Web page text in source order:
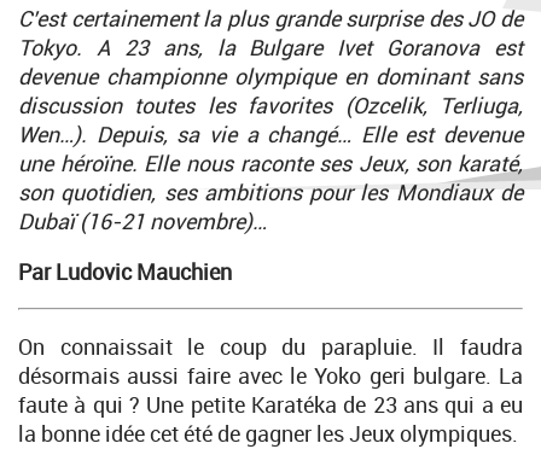
C’est certainement la plus grande surprise des JO de
Tokyo. A 23 ans, la Bulgare Ivet Goranova est
devenue championne olympique en dominant sans
discussion toutes les favorites (Ozcelik, Terliuga,
Wen…). Depuis, sa vie a changé… Elle est devenue
une héroïne. Elle nous raconte ses Jeux, son karaté,
son quotidien, ses ambitions pour les Mondiaux de
Dubaï (16-21 novembre)…
Par Ludovic Mauchien
On connaissait le coup du parapluie. Il faudra
désormais aussi faire avec le Yoko geri bulgare. La
faute à qui ? Une petite Karatéka de 23 ans qui a eu
la bonne idée cet été de gagner les Jeux olympiques.